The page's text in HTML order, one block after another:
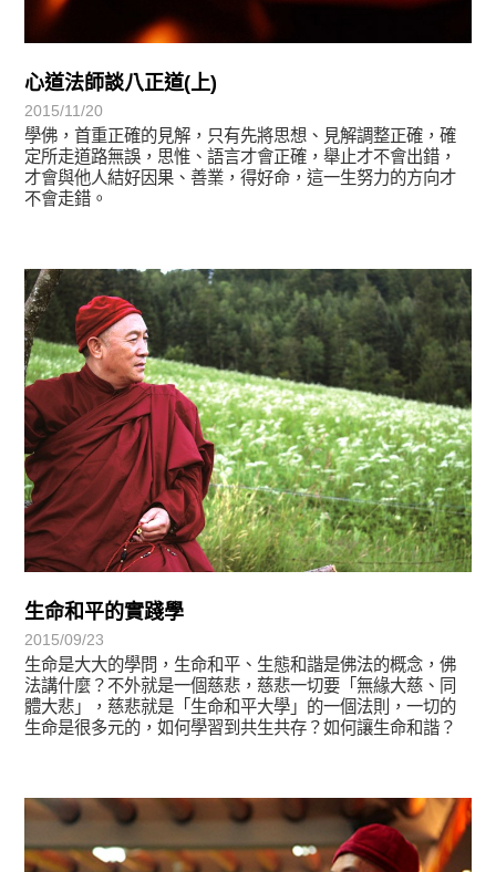
心道法師談八正道(上)
2015/11/20
學佛，首重正確的見解，只有先將思想、見解調整正確，確
定所走道路無誤，思惟、語言才會正確，舉止才不會出錯，
才會與他人結好因果、善業，得好命，這一生努力的方向才
不會走錯。
生命和平的實踐學
2015/09/23
生命是大大的學問，生命和平、生態和諧是佛法的概念，佛
法講什麼？不外就是一個慈悲，慈悲一切要「無緣大慈、同
體大悲」，慈悲就是「生命和平大學」的一個法則，一切的
生命是很多元的，如何學習到共生共存？如何讓生命和諧？
宗師教育觀
宗師教育觀